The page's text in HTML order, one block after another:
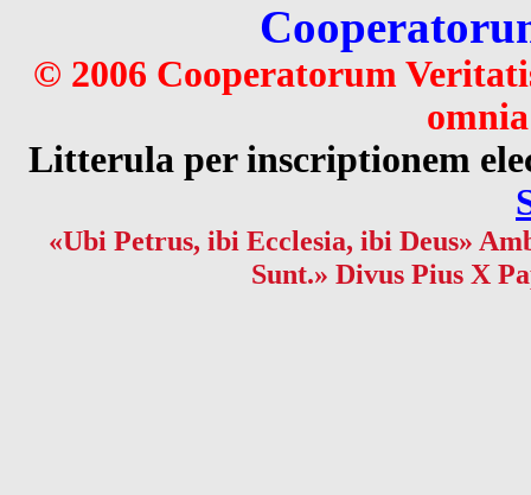
© 2006 Cooperatorum
Litterula per inscriptionem
«Ubi Petrus, ibi Ecclesia, ibi Deus»
Sunt.» Divus Pius X